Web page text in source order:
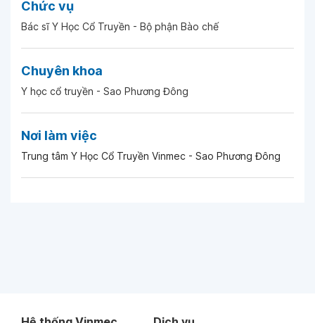
Chức vụ
Bác sĩ Y Học Cổ Truyền - Bộ phận Bào chế
Chuyên khoa
Y học cổ truyền - Sao Phương Đông
Nơi làm việc
Trung tâm Y Học Cổ Truyền Vinmec - Sao Phương Đông